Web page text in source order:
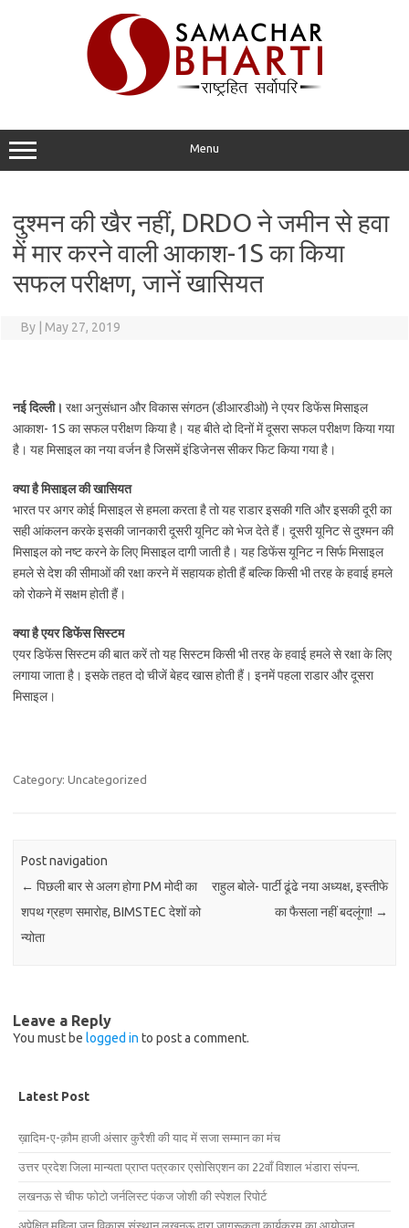
Menu
दुश्मन की खैर नहीं, DRDO ने जमीन से हवा
में मार करने वाली आकाश-1S का किया
सफल परीक्षण, जानें खासियत
By May 27, 2019
नई दिल्‍ली। रक्षा अनुसंधान और विकास संगठन (डीआरडीओ) ने एयर डिफेंस मिसाइल
आकाश- 1S का सफल परीक्षण किया है। यह बीते दो दिनों में दूसरा सफल परीक्षण किया गया
है। यह मिसाइल का नया वर्जन है जिसमें इंडिजेनस सीकर फिट किया गया है।
क्‍या है मिसाइल की खासियत
भारत पर अगर कोई मिसाइल से हमला करता है तो यह राडार इसकी गति और इसकी दूरी का
सही आंकलन करके इसकी जानकारी दूसरी यूनिट को भेज देते हैं। दूसरी यूनिट से दुश्‍मन की
मिसाइल को नष्‍ट करने के लिए मिसाइल दागी जाती है। यह डिफेंस यूनिट न सिर्फ मिसाइल
हमले से देश की सीमाओं की रक्षा करने में सहायक होती हैं बल्कि किसी भी तरह के हवाई हमले
को रोकने में सक्षम होती हैं।
क्‍या है एयर डिफेंस सिस्‍टम
एयर डिफेंस सिस्‍टम की बात करें तो यह सिस्‍टम किसी भी तरह के हवाई हमले से रक्षा के लिए
लगाया जाता है। इसके तहत दो चीजें बेहद खास होती हैं। इनमें पहला राडार और दूसरा
मिसाइल।
Category: Uncategorized
Post navigation
← पिछली बार से अलग होगा PM मोदी का
शपथ ग्रहण समारोह, BIMSTEC देशों को
न्योता
राहुल बोले- पार्टी ढूंढे नया अध्यक्ष, इस्तीफे
का फैसला नहीं बदलूंगा! →
Leave a Reply
You must be logged in to post a comment.
Latest Post
ख़ादिम-ए-क़ौम हाजी अंसार कुरैशी की याद में सजा सम्मान का मंच
उत्तर प्रदेश जिला मान्यता प्राप्त पत्रकार एसोसिएशन का 22वाँ विशाल भंडारा संपन्न.
लखनऊ से चीफ फोटो जर्नलिस्ट पंकज जोशी की स्पेशल रिपोर्ट
अपेक्षित महिला जन विकास संस्थान लखनऊ द्वारा जागरूकता कार्यक्रम का आयोजन